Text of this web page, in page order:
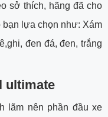
sở thích, hãng đã cho
bạn lựa chọn như: Xám
đen đá, đen, trắng
ultimate
lãm nên phần đầu xe